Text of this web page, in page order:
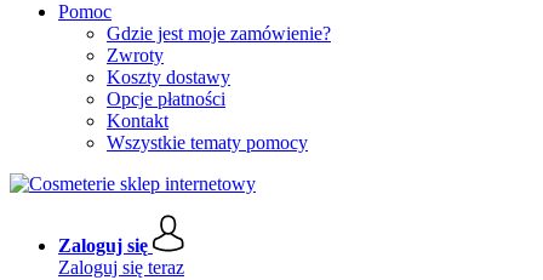
Pomoc
Gdzie jest moje zamówienie?
Zwroty
Koszty dostawy
Opcje płatności
Kontakt
Wszystkie tematy pomocy
Zaloguj się
Zaloguj się teraz